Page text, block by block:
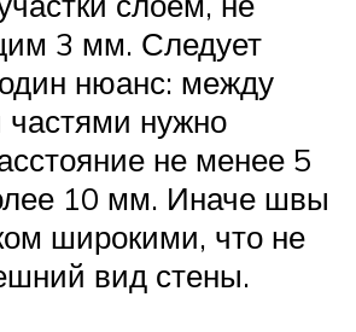
3 мм. Следует
нюанс: между
нужно
не менее 5
10 мм. Иначе швы
широкими, что не
вид стены.